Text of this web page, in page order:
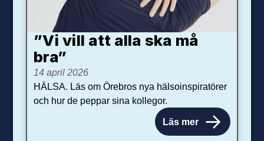
”Vi vill att alla ska må
bra”
14 april 2026
HÄLSA. Läs om Örebros nya hälsoinspiratörer
och hur de peppar sina kollegor.
Läs mer